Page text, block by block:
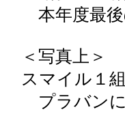
本年度最
＜写真上＞
スマイル１
プラバン